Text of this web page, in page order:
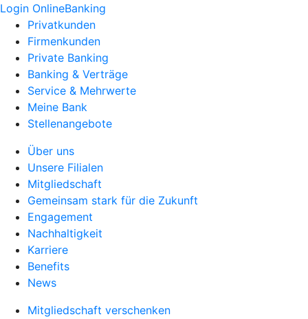
Login OnlineBanking
Privatkunden
Firmenkunden
Private Banking
Banking & Verträge
Service & Mehrwerte
Meine Bank
Stellenangebote
Über uns
Unsere Filialen
Mitgliedschaft
Gemeinsam stark für die Zukunft
Engagement
Nachhaltigkeit
Karriere
Benefits
News
Mitgliedschaft verschenken